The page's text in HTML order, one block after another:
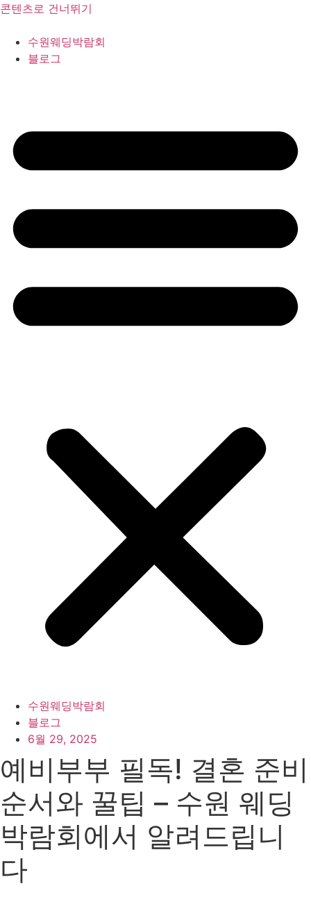
콘텐츠로 건너뛰기
수원웨딩박람회
블로그
수원웨딩박람회
블로그
6월 29, 2025
예비부부 필독! 결혼 준비
순서와 꿀팁 – 수원 웨딩
박람회에서 알려드립니
다